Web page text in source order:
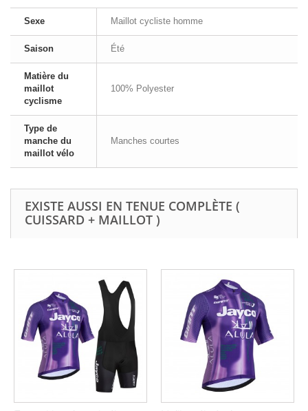
Sexe Maillot cycliste homme
Saison Été
Matière du
maillot
cyclisme
100% Polyester
Type de
manche du
maillot vélo
Manches courtes
EXISTE AUSSI EN TENUE COMPLÈTE (
CUISSARD + MAILLOT )